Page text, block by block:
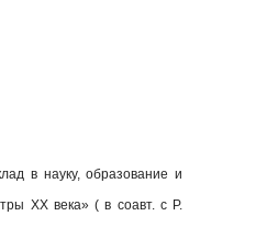
в науку, образование и
ХХ века» ( в соавт. с Р.